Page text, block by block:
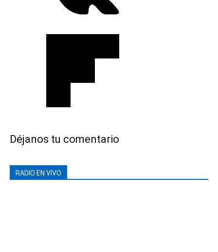
Déjanos tu comentario
RADIO EN VIVO